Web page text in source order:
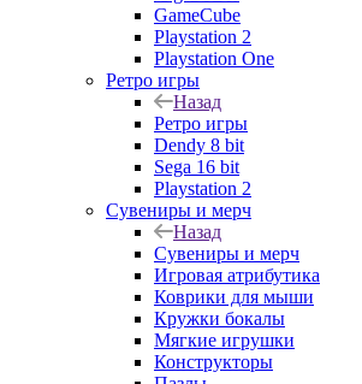
GameCube
Playstation 2
Playstation One
Ретро игры
Назад
Ретро игры
Dendy 8 bit
Sega 16 bit
Playstation 2
Сувениры и мерч
Назад
Сувениры и мерч
Игровая атрибутика
Коврики для мыши
Кружки бокалы
Мягкие игрушки
Конструкторы